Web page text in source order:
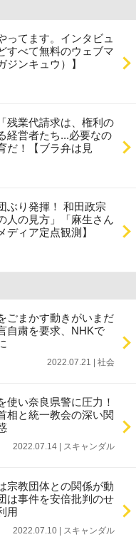
ってます。インタビュ
すべて無料のウェブマ
ジンキュウ）】
残業代請求は、権利の
経営者たち...必要なの
だ！【ブラ弁は見
ぶり発揮！ 和田政宗
人の見方」「麻生さん
ィア定点観測】
ごまかす動きがいまだ
自粛を要求、NHKで
2022.07.21 | 社会
使い奈良県警に圧力！
相と統一教会の深い関
2022.07.14 | スキャンダル
教団体との関係が動
は事件を安倍批判のせ
用
2022.07.10 | スキャンダル